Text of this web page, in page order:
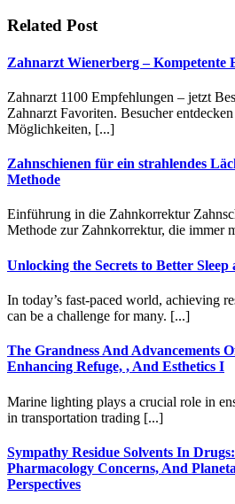
Related Post
Zahnarzt Wienerberg – Kompetente
Zahnarzt 1100 Empfehlungen – jetzt
Zahnarzt Favoriten. Besucher
Möglichkeiten, [...]
Zahnschienen für ein strahlendes
Methode
Einführung in die Zahnkorrektur
Methode zur Zahnkorrektur, die immer
Unlocking the Secrets to Better
In today’s fast-paced world, achieving
can be a challenge for many. [...]
The Grandness And Advancements
Enhancing Refuge, , And Esthetics I
Marine lighting plays a crucial role in
in transportation trading [...]
Sympathy Residue Solvents In
Pharmacology Concerns, And
Perspectives